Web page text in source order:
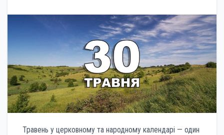
Травень у церковному та народному календарі — один